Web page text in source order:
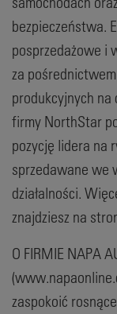
bezpieczeństwa.
posprzedażowe i
za
produkcyjnych na
firmy NorthStar
pozycję lidera na
sprzedawane we
działalności.
znajdziesz na
O FIRMIE NAPA
zaspokoić